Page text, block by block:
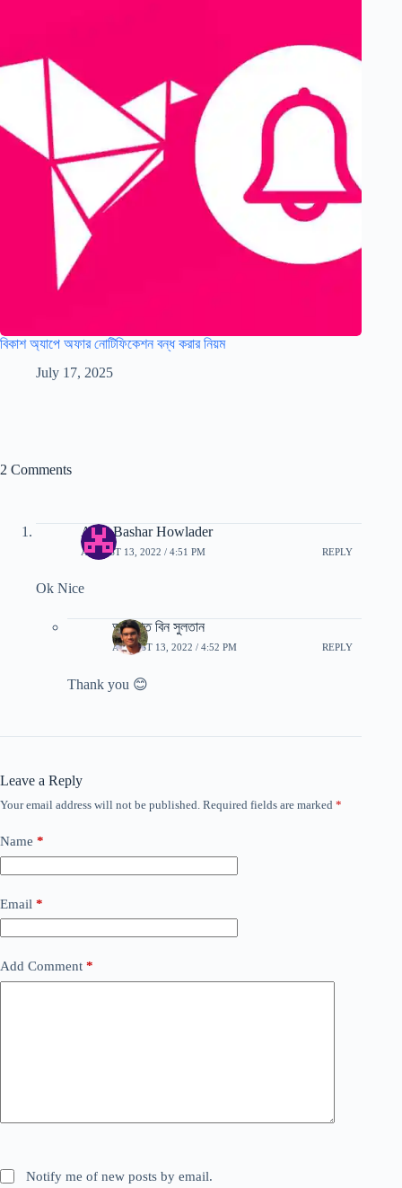
বিকাশ অ্যাপে অফার নোটিফিকেশন বন্ধ করার নিয়ম
July 17, 2025
2 Comments
Abul Bashar Howlader
AUGUST 13, 2022 / 4:51 PM REPLY
Ok Nice
আরাফাত বিন সুলতান
AUGUST 13, 2022 / 4:52 PM REPLY
Thank you 😊
Leave a Reply
Your email address will not be published. Required fields are marked *
Name *
Email *
Add Comment *
Notify me of new posts by email.